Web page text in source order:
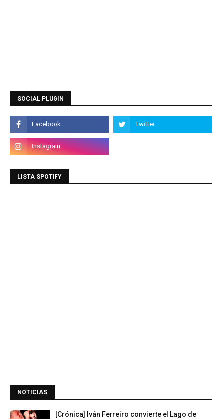
SOCIAL PLUGIN
LISTA SPOTIFY
NOTICIAS
[Crónica] Iván Ferreiro convierte el Lago de